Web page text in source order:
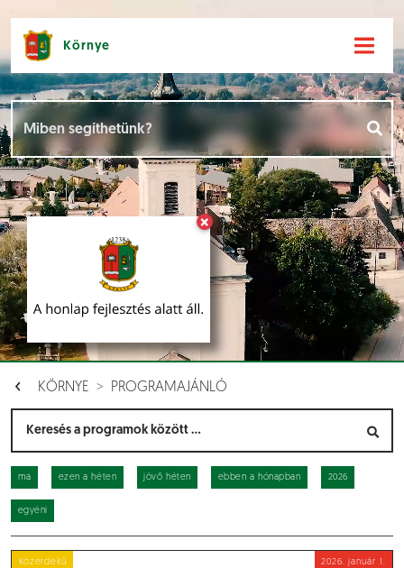
×
Környe
KÖRNYE PROGRAMAJÁNLÓ
ma ezen a héten jövő héten ebben a hónapban 2026
egyéni
Közérdekű január 1.
2026.
Hírek []
Események []
Dokumentumok []
Aloldalak [ ]